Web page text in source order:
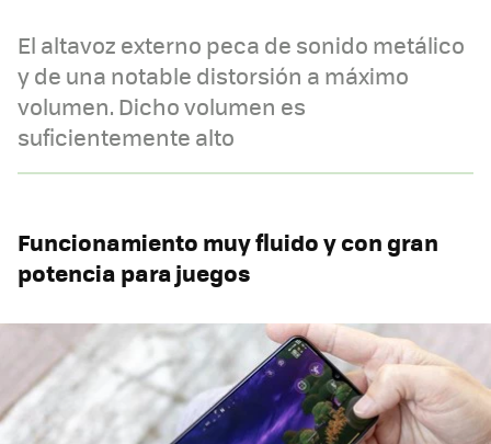
El altavoz externo peca de sonido metálico
y de una notable distorsión a máximo
volumen. Dicho volumen es
suficientemente alto
Funcionamiento muy fluido y con gran
potencia para juegos